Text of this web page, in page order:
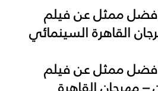
ممثل عن فيلم
القاهرة السينمائي
ممثل عن فيلم